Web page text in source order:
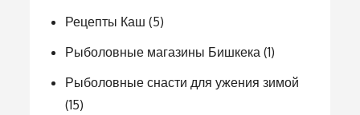
Рецепты Каш (5)
Рыболовные магазины Бишкека (1)
Рыболовные снасти для ужения зимой
(15)